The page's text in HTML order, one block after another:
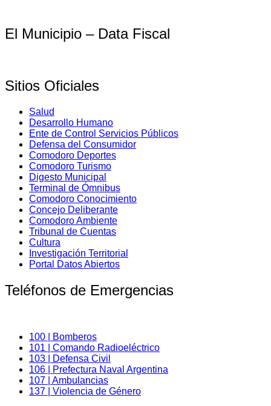
El Municipio – Data Fiscal
Sitios Oficiales
Salud
Desarrollo Humano
Ente de Control Servicios Públicos
Defensa del Consumidor
Comodoro Deportes
Comodoro Turismo
Digesto Municipal
Terminal de Ómnibus
Comodoro Conocimiento
Concejo Deliberante
Comodoro Ambiente
Tribunal de Cuentas
Cultura
Investigación Territorial
Portal Datos Abiertos
Teléfonos de Emergencias
100 | Bomberos
101 | Comando Radioeléctrico
103 | Defensa Civil
106 | Prefectura Naval Argentina
107 | Ambulancias
137 | Violencia de Género